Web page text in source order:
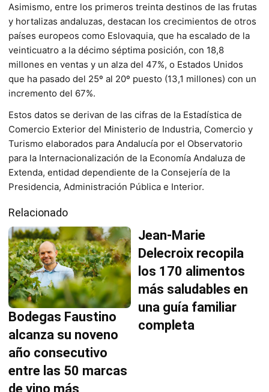
Asimismo, entre los primeros treinta destinos de las frutas
y hortalizas andaluzas, destacan los crecimientos de otros
países europeos como Eslovaquia, que ha escalado de la
veinticuatro a la décimo séptima posición, con 18,8
millones en ventas y un alza del 47%, o Estados Unidos
que ha pasado del 25º al 20º puesto (13,1 millones) con un
incremento del 67%.
Estos datos se derivan de las cifras de la Estadística de
Comercio Exterior del Ministerio de Industria, Comercio y
Turismo elaborados para Andalucía por el Observatorio
para la Internacionalización de la Economía Andaluza de
Extenda, entidad dependiente de la Consejería de la
Presidencia, Administración Pública e Interior.
Relacionado
Bodegas Faustino
alcanza su noveno
año consecutivo
entre las 50 marcas
de vino más
Jean-Marie
Delecroix recopila
los 170 alimentos
más saludables en
una guía familiar
completa